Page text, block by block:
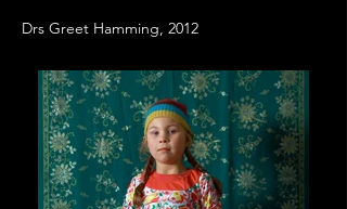
Drs Greet Hamming, 2012